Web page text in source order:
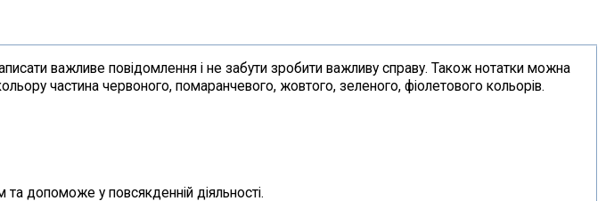
важливе повідомлення і не забути зробити важливу справу. Також нотатки можна
частина червоного, помаранчевого, жовтого, зеленого, фіолетового кольорів.
допоможе у повсякденній діяльності.